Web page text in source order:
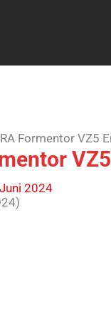
Formentor VZ5
2024